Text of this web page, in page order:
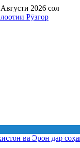
2026 сол
ва Эрон дар